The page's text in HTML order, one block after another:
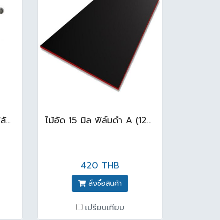
CT457XNS (70 CM) ฟลัชวาล์วโถสุขภัณฑ์มีล็อคในตัว ไม้อัด 15 มิล ฟิล์มดำ A (122x244cm.)
420 THB
สั่งซื้อสินค้า
เปรียบเทียบ